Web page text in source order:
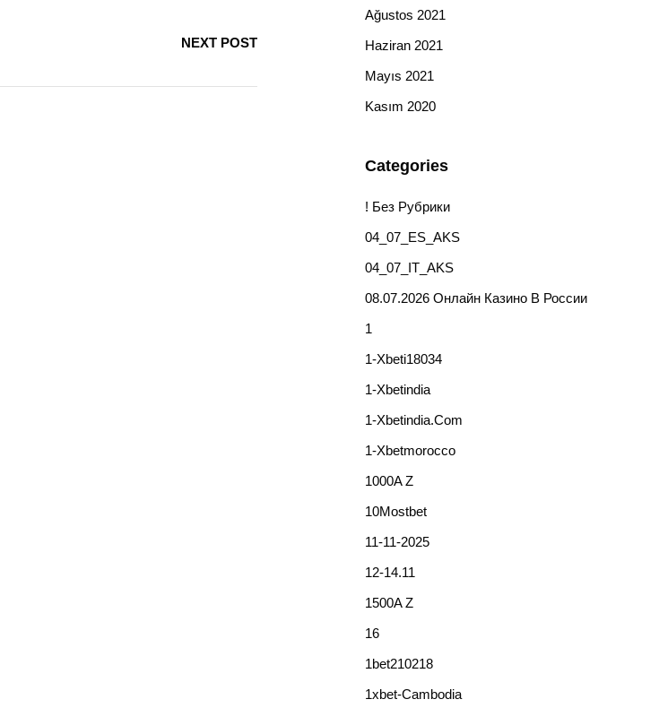
NEXT POST
Ağustos 2021
Haziran 2021
Mayıs 2021
Kasım 2020
Categories
! Без Рубрики
04_07_ES_AKS
04_07_IT_AKS
08.07.2026 Онлайн Казино В России
1
1-Xbeti18034
1-Xbetindia
1-Xbetindia.com
1-Xbetmorocco
1000A Z
10Mostbet
11-11-2025
12-14.11
1500A Z
16
1bet210218
1xbet-Cambodia